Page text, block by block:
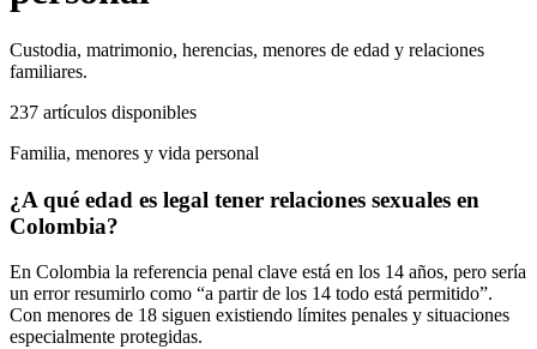
Custodia, matrimonio, herencias, menores de edad y relaciones
familiares.
237 artículos disponibles
Familia, menores y vida personal
¿A qué edad es legal tener relaciones sexuales en
Colombia?
En Colombia la referencia penal clave está en los 14 años, pero sería
un error resumirlo como “a partir de los 14 todo está permitido”.
Con menores de 18 siguen existiendo límites penales y situaciones
especialmente protegidas.